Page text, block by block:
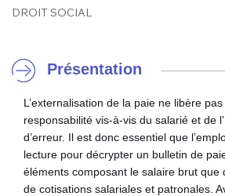
DROIT SOCIAL
Présentation
L’externalisation de la paie ne libère
responsabilité vis-à-vis du salarié et de
d’erreur. Il est donc essentiel que
lecture pour décrypter un bulletin de
éléments composant le salaire brut que
de cotisations salariales et patronales.